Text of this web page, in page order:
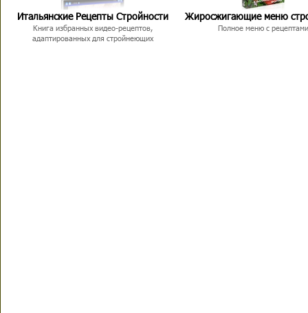
Итальянские Рецепты Стройности
Книга избранных видео-рецептов,
адаптированных для стройнеющих
Жиросжигающие меню
Полное меню с рецептами